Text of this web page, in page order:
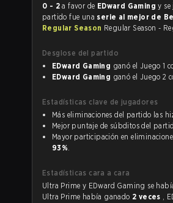
0 - 2 a favor de EDward Gamingy se
partido fue una serie al mejor de
Regular Season Regular Season -
Desglose del partido
EDward Gaming
ganó el
EDward Gaming
ganó
Estadísticas clave de jugadores
Más eliminaciones del partido las
Mejor puntaje de súbditos del
Mayor participación en
93%.
Estadísticas cara a cara
Ultra Prime había ganado 2 veces ,